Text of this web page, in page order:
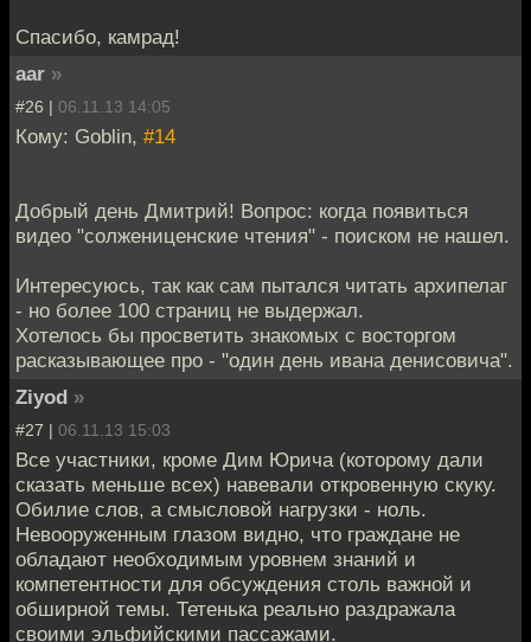
Спасибо, камрад!
aar »
#26 | 06.11.13 14:05
Кому: Goblin, #14
Добрый день Дмитрий! Вопрос: когда появиться
видео "солжениценские чтения" - поиском не нашел.
Интересуюсь, так как сам пытался читать архипелаг
- но более 100 страниц не выдержал.
Хотелось бы просветить знакомых с восторгом
расказывающее про - "один день ивана денисовича".
Ziyod »
#27 | 06.11.13 15:03
Все участники, кроме Дим Юрича (которому дали
сказать меньше всех) навевали откровенную скуку.
Обилие слов, а смысловой нагрузки - ноль.
Невооруженным глазом видно, что граждане не
обладают необходимым уровнем знаний и
компетентности для обсуждения столь важной и
обширной темы. Тетенька реально раздражала
своими эльфийскими пассажами.